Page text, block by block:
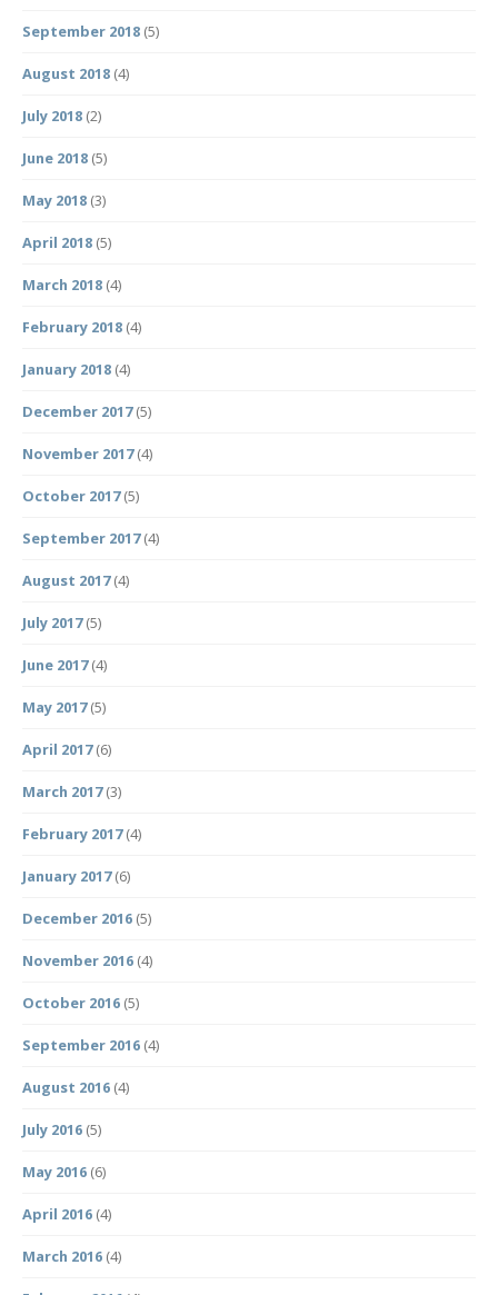
September 2018 (5)
August 2018 (4)
July 2018 (2)
June 2018 (5)
May 2018 (3)
April 2018 (5)
March 2018 (4)
February 2018 (4)
January 2018 (4)
December 2017(5)
November 2017(4)
October 2017(5)
September 2017(4)
August 2017(4)
July 2017(5)
June 2017(4)
May 2017(5)
April 2017(6)
March 2017(3)
February 2017(4)
January 2017(6)
December 2016 (5)
November 2016 (4)
October 2016 (5)
September 2016 (4)
August 2016 (4)
July 2016 (5)
May 2016 (6)
April 2016 (4)
March 2016 (4)